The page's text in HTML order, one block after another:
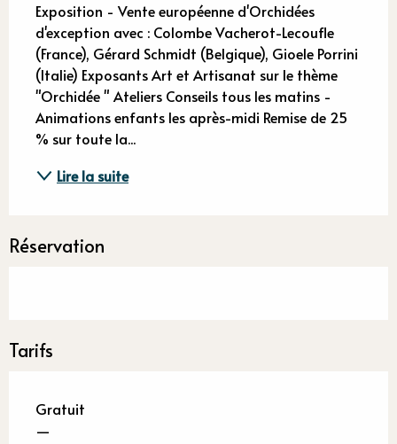
Exposition - Vente européenne d'Orchidées
d'exception avec : Colombe Vacherot-Lecoufle
(France), Gérard Schmidt (Belgique), Gioele Porrini
(Italie) Exposants Art et Artisanat sur le thème
"Orchidée " Ateliers Conseils tous les matins -
Animations enfants les après-midi Remise de 25
% sur toute la...
Lire la suite
Réservation
Tarifs
Gratuit
—